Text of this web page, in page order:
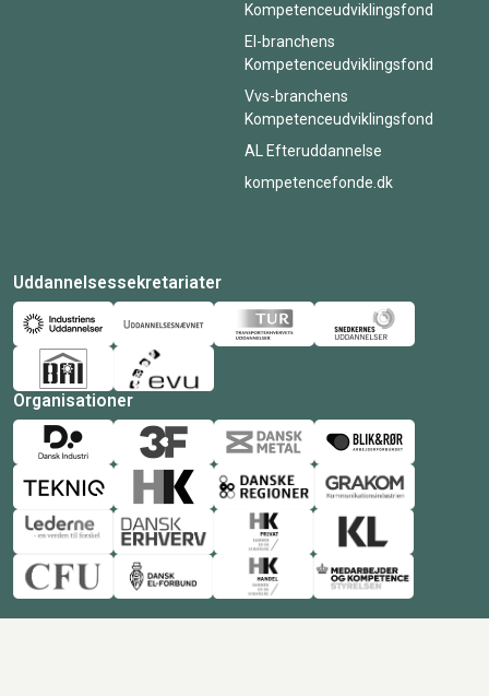
Kompetenceudviklingsfond
El-branchens
Kompetenceudviklingsfond
Vvs-branchens
Kompetenceudviklingsfond
AL Efteruddannelse
kompetencefonde.dk
Uddannelsessekretariater
Organisationer